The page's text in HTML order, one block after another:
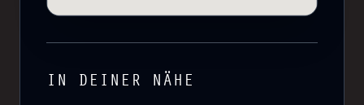
IN DEINER NÄHE